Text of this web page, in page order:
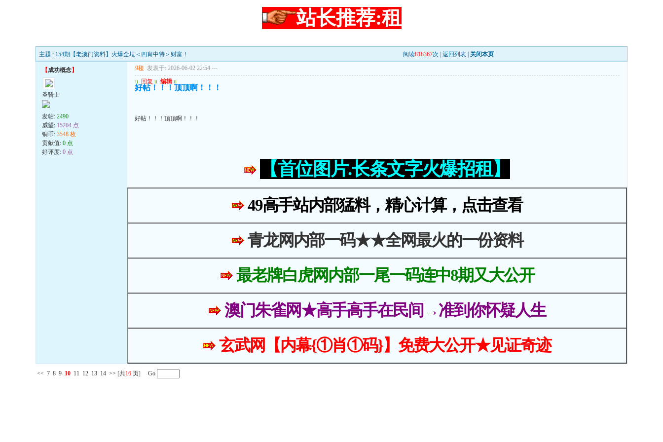
站长推荐:租
主题 : 154期【老澳门资料】火爆全坛＜四肖中特＞财富！ 阅读818367次 | 返回列表 关闭本页
【成功概念】
圣骑士
发帖: 2490
威望: 15204 点
铜币: 3548 枚
贡献值: 0 点
好评度: 0 点
9楼 发表于: 2026-06-02 22:54 ---
u 回复 u 编辑 u
好帖！！！顶顶啊！！！
好帖！！！顶顶啊！！！
【首位图片.长条文字火爆招租】
49高手站内部猛料，精心计算，点击查看
青龙网内部一码★★全网最火的一份资料
最老牌白虎网内部一尾一码连中8期又大公开
澳门朱雀网★高手高手在民间→准到你怀疑人生
玄武网【内幕{①肖①码}】免费大公开★见证奇迹
<< 7 8 9 10 11 12 13 14 >> [共16 页] Go